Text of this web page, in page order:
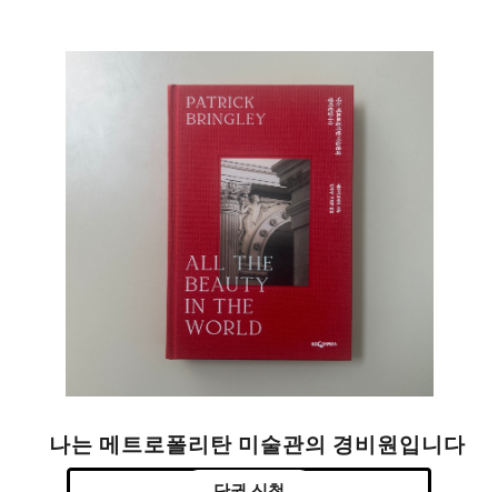
나는 메트로폴리탄 미술관의 경비원입니다